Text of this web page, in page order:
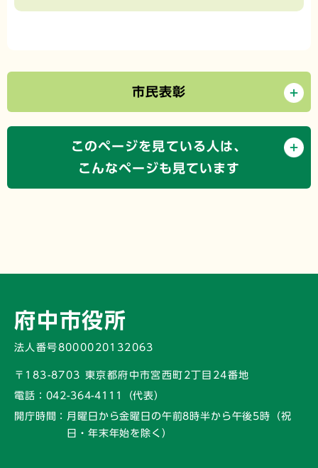
市民表彰
このページを見ている人は、
こんなページも見ています
府中市役所
法人番号8000020132063
〒183-8703 東京都府中市宮西町2丁目24番地
電話： 042-364-4111（代表）
開庁時間： 月曜日から金曜日の午前8時半から午後5時 （祝
日・年末年始を除く）